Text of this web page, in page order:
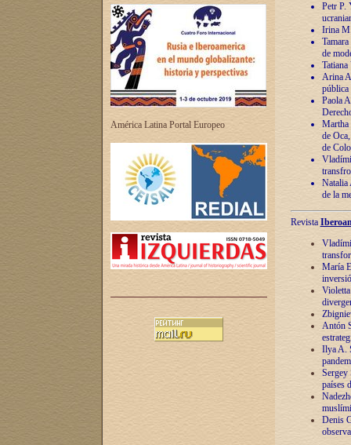
América Latina Portal Europeo
Petr P.
Irina
de
Arina
pública
Paola
Martha
de
de
Natalia
de la
Revista
María
Antón
Ilya A.
Sergey
países
Denis